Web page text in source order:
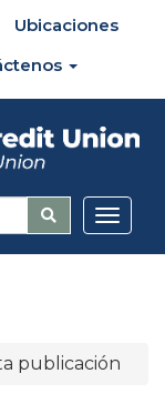
Ubicaciones
publicación